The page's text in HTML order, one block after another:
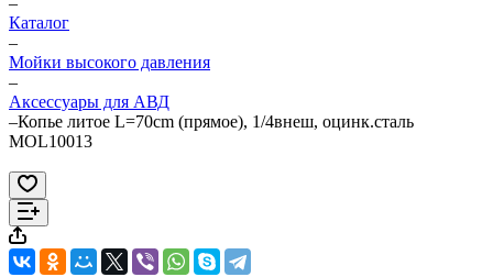
Каталог
–
Мойки высокого давления
–
Аксессуары для АВД
–Копье литое L=70cm (прямое), 1/4внеш, оцинк.сталь
MOL10013